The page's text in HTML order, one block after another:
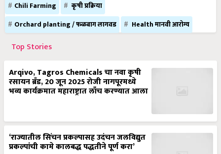
Chili Farming
कृषी प्रक्रिया
Orchard planting / फळबाग लागवड
Health मानवी आरोग्य
Top Stories
Arqivo, Tagros Chemicals चा नवा कृषी
रसायन ब्रँड, 20 जून 2025 रोजी नागपूरमध्ये
भव्य कार्यक्रमात महाराष्ट्रात लाँच करण्यात आला
‘राज्यातील सिंचन प्रकल्पासह उदंचन जलविद्युत
प्रकल्पांची कामे कालबद्ध पद्धतीने पूर्ण करा’